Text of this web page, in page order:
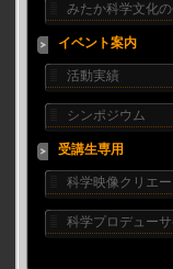
みたか科学文化
イベント案内
活動実績
シンポジウム
受講生専用
科学映像クリエ
科学プロデュー